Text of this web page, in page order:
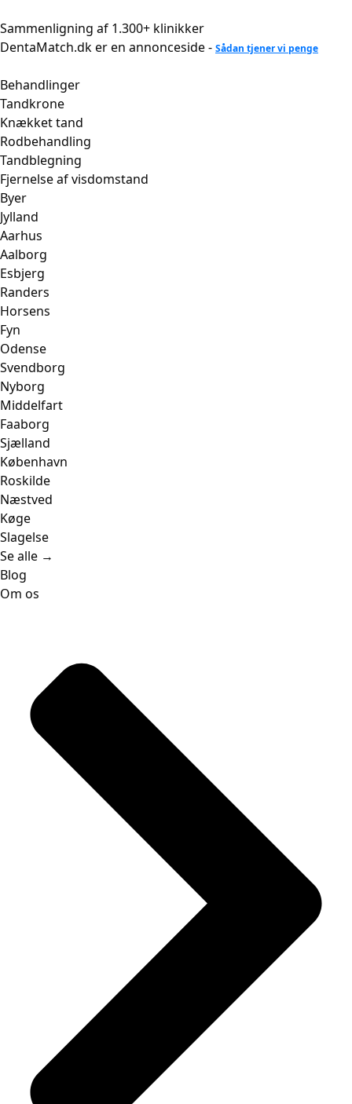
til
indhold
Sammenligning af 1.300+ klinikker
DentaMatch.dk er en annonceside - Sådan tjener vi penge
Behandlinger
Tandkrone
Knækket tand
Rodbehandling
Tandblegning
Fjernelse af visdomstand
Byer
Jylland
Aarhus
Aalborg
Esbjerg
Randers
Horsens
Fyn
Odense
Svendborg
Nyborg
Middelfart
Faaborg
Sjælland
København
Roskilde
Næstved
Køge
Slagelse
Se alle →
Blog
Om os